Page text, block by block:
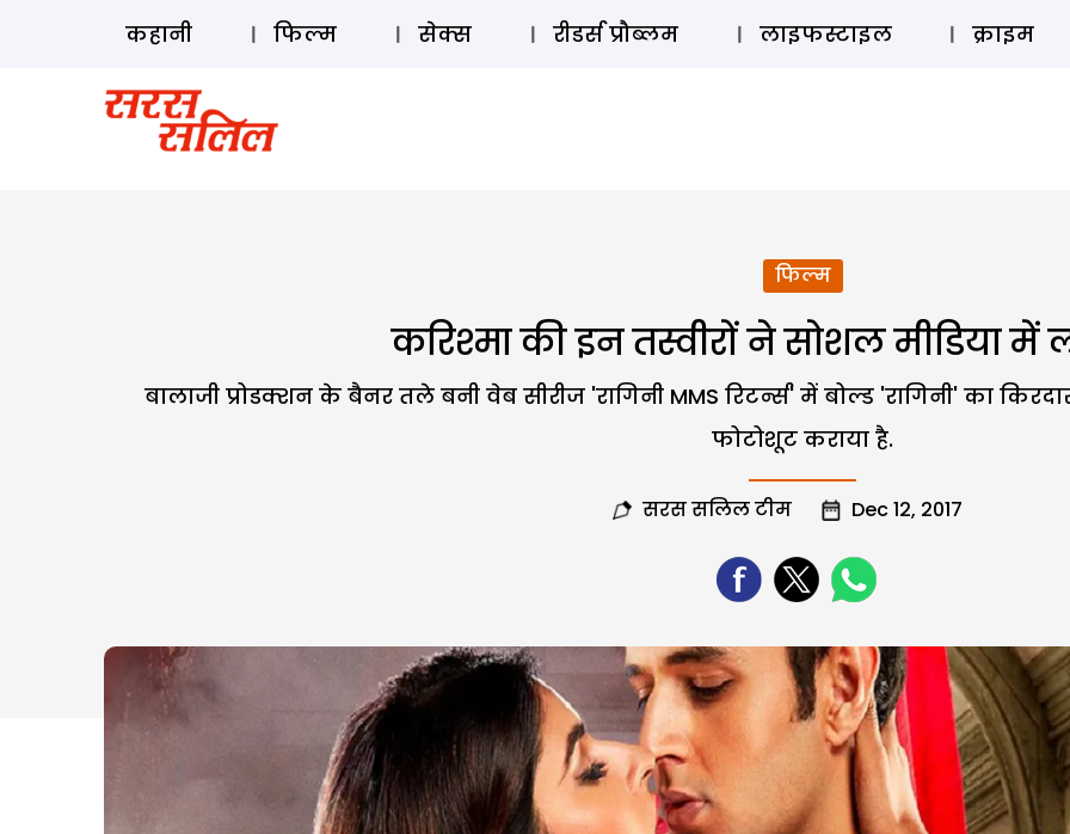
ऑडियो
कहानी फिल्म सेक्स रीडर्स प्रौब्लम लाइफस्टाइल क्राइम
फिल्म
करिश्मा की इन तस्वीरों ने सोशल मीडिया
बालाजी प्रोडक्शन के बैनर तले बनी वेब सीरीज 'रागिनी MMS रिटर्न्स' में बोल्ड 'रागिनी' का
फोटोशूट कराया है.
सरस सलिल टीम Dec 12, 2017